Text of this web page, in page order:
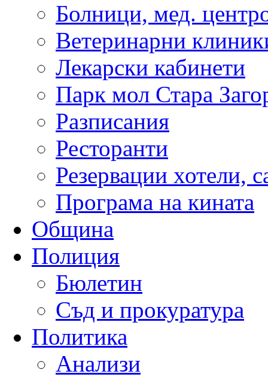
Болници, мед.
Ветеринарни
Лекарски кабинети
Парк мол Стара
Разписания
Ресторанти
Резервации хотели,
Програма на кината
Община
Полиция
Бюлетин
Съд и прокуратура
Политика
Анализи